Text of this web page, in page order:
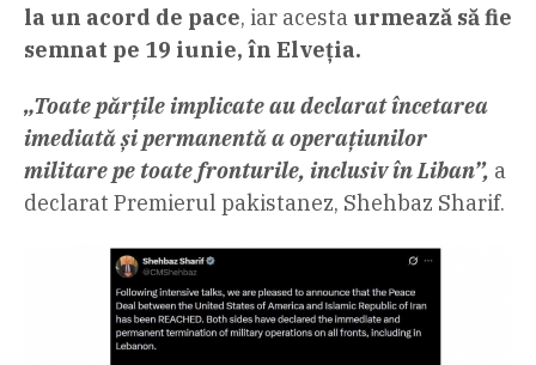
la un acord de pace, iar acesta urmează să fie
semnat pe 19 iunie, în Elveția.
„Toate părțile implicate au declarat încetarea
imediată și permanentă a operațiunilor
militare pe toate fronturile, inclusiv în Liban”, a
declarat Premierul pakistanez, Shehbaz Sharif.